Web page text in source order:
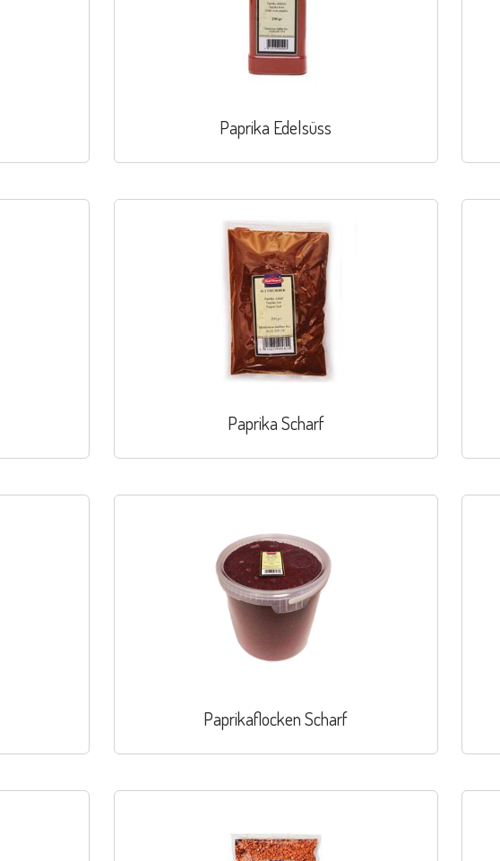
Paprika Edelsüss
Paprika Scharf
Paprikaflocken Scharf